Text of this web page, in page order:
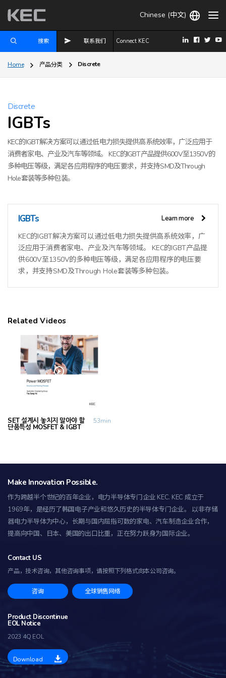
Chinese (中文)
搜索 联系我们 Connect KEC
Home 产品分类 Discrete
Discrete
IGBTs
KEC的IGBT解决方案可以通过低电力损失提供高系统效率，广泛应用于
消费者家电、产业及汽车等领域。 KEC的IGBT产品提供600V至1350V的
多种电压等级，满足各应用程序的电压要求，并支持SMD及Through
Hole套装等多种包装。
IGBTs Learn more
KEC的IGBT解决方案可以通过低电力损失提供高系统效率，广
泛应用于消费者家电、产业及汽车等领域。 KEC的IGBT产品提
供600V至1350V的多种电压等级，满足各应用程序的电压要
求，并支持SMD及Through Hole套装等多种包装。
Related Videos
SET 설계시 놓치지 말아야 할
단품특성 MOSFET & IGBT
53min
Make Innovation Possible.
作为跨越半个世纪的百年企业，电力半导体专门企业 KEC. KEC 成立于
1969年，是经历了韩国电子产业和悠久历史的半导体专门企业。 以非存储
器电力半导体为中心，长期与国内屈指可数的家电、汽车制造企业合作，
提高向中国、日本、美国的出口比重，正在努力跃身为国际企业。
Contact US
产品，技术咨询，其他咨询事项，请按照下列格式向本公司咨询。
咨询 全球销售网络
Product Discontinue
EOL Notice
2023 4Q EOL
Download